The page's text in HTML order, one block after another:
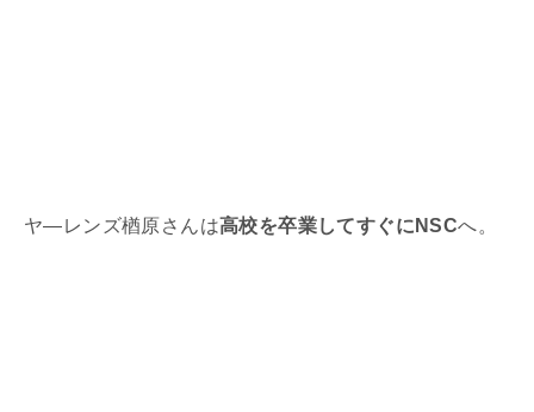
ヤ―レンズ楢原さんは高校を卒業してすぐにNSCへ。